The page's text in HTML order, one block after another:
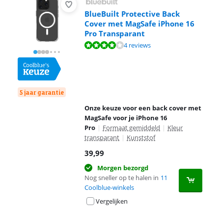
5 jaar garantie
BlueBuilt Protective Back
Cover met MagSafe iPhone 16
Pro Transparant
Beoordeling is 8,3 van de 10, gebaseerd op 4 reviews.
4 reviews
Onze keuze voor een back cover met
MagSafe voor je iPhone 16
Pro | Formaat gemiddeld | Kleur
transparant | Kunststof
39,99
Morgen bezorgd
Nog sneller op te halen in 11
Coolblue-winkels
Vergelijken